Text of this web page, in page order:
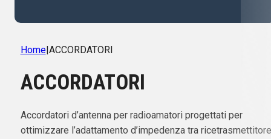
Home| ACCORDATORI
ACCORDATORI
Accordatori d’antenna per radioamatori progettati per
ottimizzare l’adattamento d’impedenza tra